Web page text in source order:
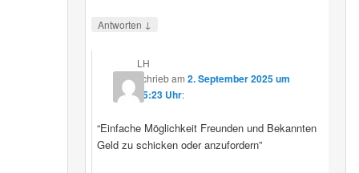
Antworten ↓
LH
schriebam2. September 2025 um
15:23 Uhr:
“Einfache Möglichkeit Freunden und Bekannten
Geld zu schicken oder anzufordern”